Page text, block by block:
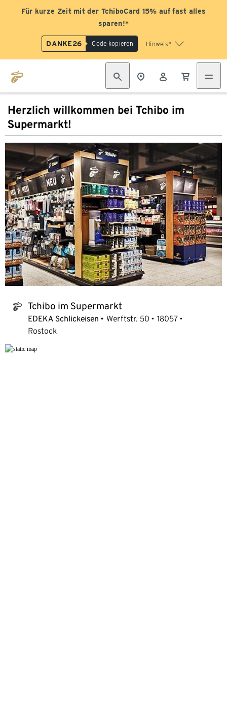
Für kurze Zeit mit der TchiboCard 15% auf fast alles
sparen!*
DANKE26 Code kopieren Hinweis*
Herzlich willkommen bei Tchibo im
Supermarkt!
tchibo_logo Tchibo im Supermarkt
EDEKA Schlickeisen Werftstr. 50
18057
Rostock